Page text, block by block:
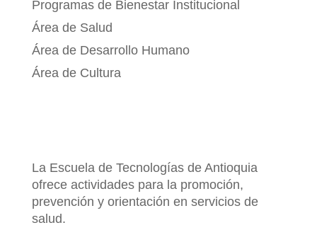
Programas de Bienestar Institucional
Área de Salud
Área de Desarrollo Humano
Área de Cultura
La Escuela de Tecnologías de Antioquia
ofrece actividades para la promoción,
prevención y orientación en servicios de
salud.